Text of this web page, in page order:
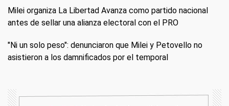
Milei organiza La Libertad Avanza como partido nacional
antes de sellar una alianza electoral con el PRO
"Ni un solo peso": denunciaron que Milei y Petovello no
asistieron a los damnificados por el temporal